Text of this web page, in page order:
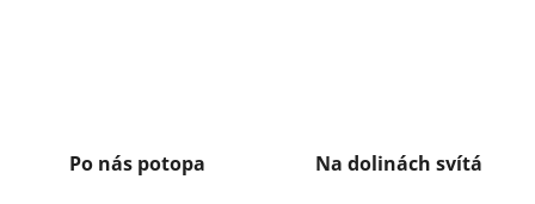
Po nás potopa Na dolinách svítá